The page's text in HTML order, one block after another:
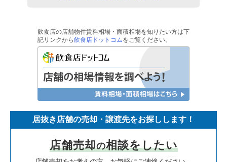
飲食店の店舗物件賃料相場・面積相場を知りたい方は下
記リンクから飲食店ドットコムをご覧ください。
居抜き店舗の売却・譲渡先をお探しします！
店舗売却の相談をしたい